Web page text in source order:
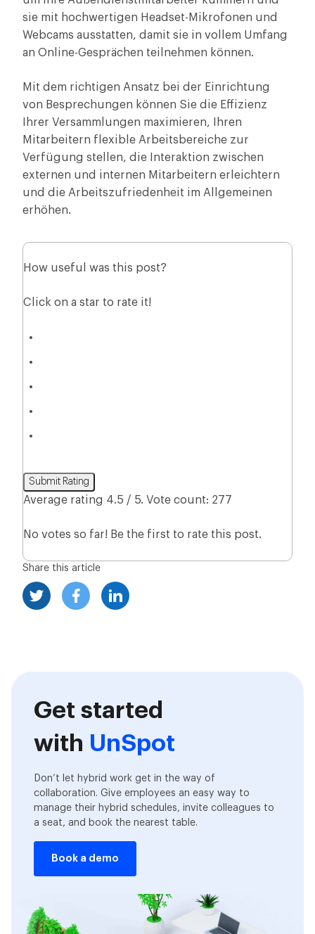
sie mit hochwertigen Headset-Mikrofonen und
Webcams ausstatten, damit sie in vollem Umfang
an Online-Gesprächen teilnehmen können.
Mit dem richtigen Ansatz bei der Einrichtung
von Besprechungen können Sie die Effizienz
Ihrer Versammlungen maximieren, Ihren
Mitarbeitern flexible Arbeitsbereiche zur
Verfügung stellen, die Interaktion zwischen
externen und internen Mitarbeitern erleichtern
und die Arbeitszufriedenheit im Allgemeinen
erhöhen.
How useful was this post?
Click on a star to rate it!
Submit Rating
Average rating 4.5 / 5. Vote count: 277
No votes so far! Be the first to rate this post.
Share this article
Get started
with UnSpot
Don’t let hybrid work get in the way of
collaboration. Give employees an easy way to
manage their hybrid schedules, invite colleagues to
a seat, and book the nearest table.
Book a demo